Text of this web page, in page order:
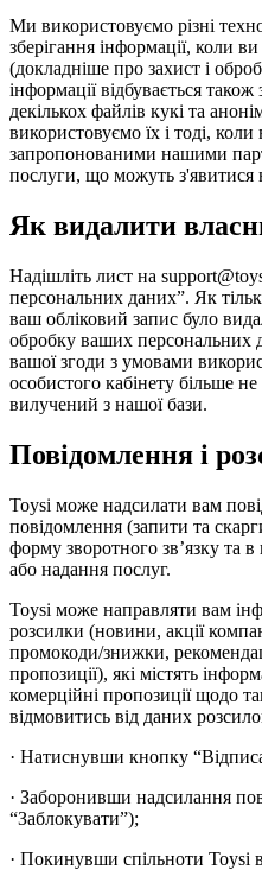
Ми використовуємо різні
зберігання інформації, коли
(докладніше про захист і
інформації відбувається
декількох файлів кукі та
використовуємо їх і тоді,
запропонованими нашими
послуги, що можуть з'явитися
Як видалити
Надішліть лист на
персональних даних”. Як
ваш обліковий запис було
обробку ваших персональних
вашої згоди з умовами
особистого кабінету більше
вилучений з нашої бази.
Повідомлення і
Toysi може надсилати вам
повідомлення (запити та
форму зворотного зв’язку та
або надання послуг.
Toysi може направляти вам
розсилки (новини, акції
промокоди/знижки,
пропозиції), які містять
комерційні пропозиції щодо
відмовитись від даних
· Натиснувши кнопку
· Заборонивши надсилання
“Заблокувати”);
· Покинувши спільноти Toysi